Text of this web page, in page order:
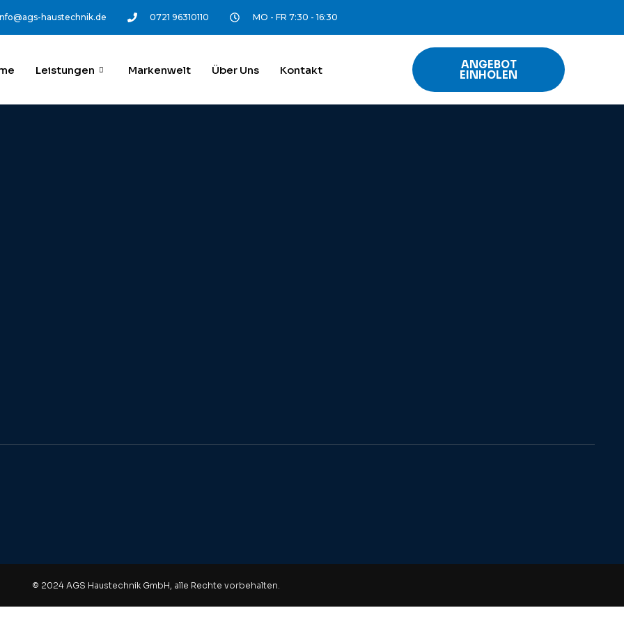
haustechnik.de 0721 96310110 MO - FR 7:30 - 16:30
Leistungen Markenwelt Über Uns Kontakt ANGEBOT
EINHOLEN
© 2024 AGS Haustechnik GmbH, alle Rechte vorbehalten.